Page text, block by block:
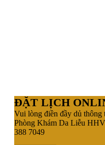
ĐẶT LỊCH
Vui lòng điền đầy dủ
Phòng Khám Da Liễu
388 7049